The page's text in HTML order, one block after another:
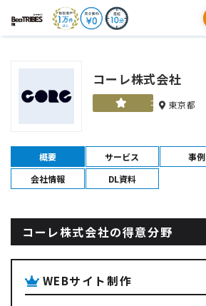
コーレ株式会社
ゴールド東京都
概要 サービス 事例
会社情報
DL資料
コーレ株式会社の得意分野
WEBサイト制作